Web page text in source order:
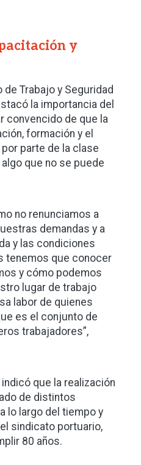
y
Trabajo y Seguridad
la importancia del
convencido de que la
formación y el
parte de la clase
que no se puede
no renunciamos a
demandas y a
y las condiciones
tenemos que conocer
y cómo podemos
lugar de trabajo
labor de quienes
es el conjunto de
trabajadores”,
que la realización
de distintos
lo largo del tiempo y
sindicato portuario,
80 años.